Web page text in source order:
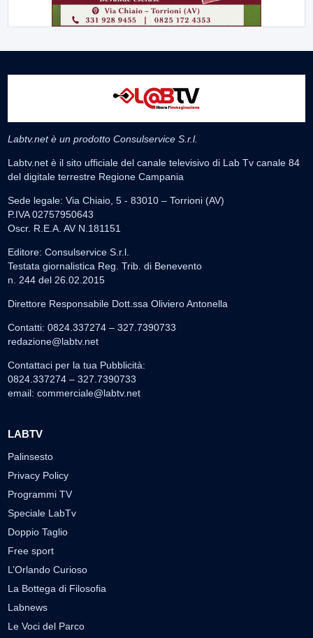
Labtv.net è un prodotto Consulservice S.r.l.
Labtv.net è il sito ufficiale del canale televisivo di Lab Tv canale 84
del digitale terrestre Regione Campania
Sede legale: Via Chiaio, 5 - 83010 – Torrioni (AV)
P.IVA 02757950643
Oscr. R.E.A. AV N.181151
Editore: Consulservice S.r.l.
Testata giornalistica Reg. Trib. di Benevento
n. 244 del 26.02.2015
Direttore Responsabile Dott.ssa Oliviero Antonella
Contatti: 0824.337274 – 327.7390733
redazione@labtv.net
Contattaci per la tua Pubblicità:
0824.337274 – 327.7390733
email: commerciale@labtv.net
LABTV
Palinsesto
Privacy Policy
Programmi TV
Speciale LabTv
Doppio Taglio
Free sport
L’Orlando Curioso
La Bottega di Filosofia
Labnews
Le Voci del Parco